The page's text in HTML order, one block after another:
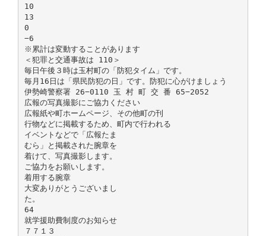
10
13
0
−6
※累計は変動することがあります
＜犯罪と交通事故は 110＞
毎日午後３時は玉村町の「防犯タイム」です。
毎月16日は「県民防犯の日」です。防犯に心がけましょう
伊勢崎警察署 26−0110 玉 村 町 交 番 65−2052
広報の写真撮影にご協力ください
広報紙や町ホームページ、その他町の刊
行物などに掲載するため、町内で行われる
イベントなどで「広報たま
むら」と掲載された腕章を
着けて、写真撮影します。
ご協力をお願いします。
着用する腕章
大変ありがとうございまし
た。
64
就学援助費制度のお知らせ
７７１３